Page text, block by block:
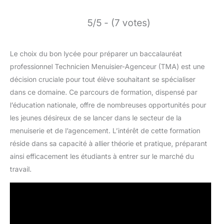
5/5 - (7 votes)
Le choix du bon lycée pour préparer un baccalauréat
professionnel Technicien Menuisier-Agenceur (TMA) est une
décision cruciale pour tout élève souhaitant se spécialiser
dans ce domaine. Ce parcours de formation, dispensé par
l’éducation nationale, offre de nombreuses opportunités pour
les jeunes désireux de se lancer dans le secteur de la
menuiserie et de l’agencement. L’intérêt de cette formation
réside dans sa capacité à allier théorie et pratique, préparant
ainsi efficacement les étudiants à entrer sur le marché du
travail.